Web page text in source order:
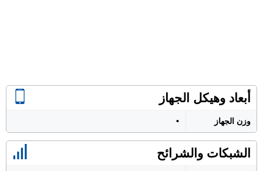
أبعاد وهيكل الجهاز
وزن الجهاز •
الشبكات والشرائح